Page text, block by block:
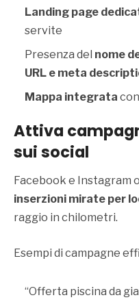
Landing page
servite
Presenza del nome
URL e meta
Mappa integrata
Attiva
sui social
Facebook e Instagram
inserzioni mirate per
raggio in chilometri.
Esempi di campagne
“Offerta piscina da